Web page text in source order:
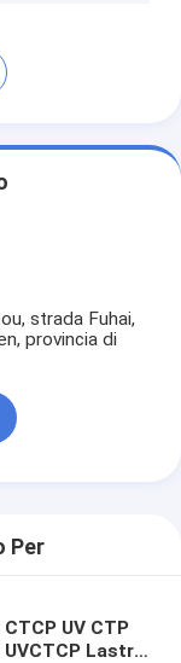
strada Fuhai,
provincia di
Per
UV CTP
Lastra